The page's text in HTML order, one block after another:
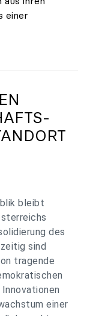
einer
bleibt
des
sind
tragende
einer